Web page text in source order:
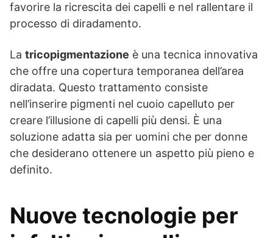
favorire la ricrescita dei capelli e nel rallentare il
processo di diradamento.
La tricopigmentazione è una tecnica innovativa
che offre una copertura temporanea dell’area
diradata. Questo trattamento consiste
nell’inserire pigmenti nel cuoio capelluto per
creare l’illusione di capelli più densi. È una
soluzione adatta sia per uomini che per donne
che desiderano ottenere un aspetto più pieno e
definito.
Nuove tecnologie per